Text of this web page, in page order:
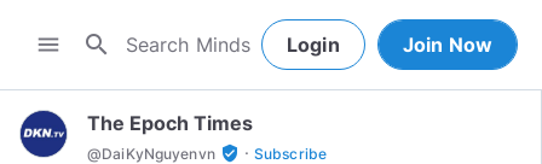
menu search Login Join Now
The Epoch Times
@DaiKyNguyenvn verified_user · Subscribe